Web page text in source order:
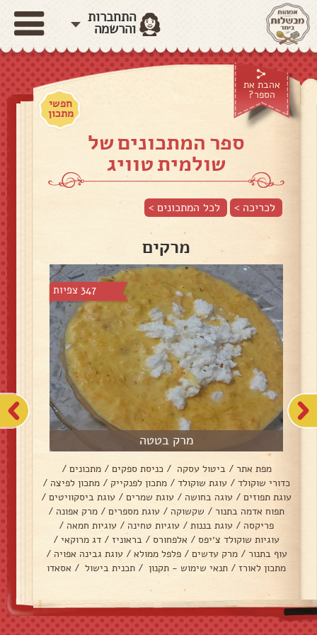
התחברות
והרשמה
אהבת את
הספר?
חפשי
מתכון
ספר המתכונים של
שולמית טוויג
לכריכה > לכל המתכונים >
מרקים
347 צפיות
מרק בטטה
מפת אתר / ביטול עסקה / כניסת ספקים / מתכונים /
כדורי שוקולד / עוגת שוקולד / מתכון לפנקייק / מתכון לפיצה /
עוגת תפוזים / עוגה בחושה / עוגת שמרים / עוגת ביסקוויטים /
תפוח אדמה בתנור / שקשוקה / עוגת מספרים / מרק אפונה /
פריקסה / עוגת בננות / עוגיות טחינה / עוגיות חמאה /
עוגיות שוקולד צ׳יפס / אלפחורס / בראוניז / דג מרוקאי /
עוף בתנור / מרק עדשים / פלפל ממולא / עוגת גבינה אפויה /
מתכון לאורז / תנאי שימוש - תקנון / תכנית בישול / אסאדו